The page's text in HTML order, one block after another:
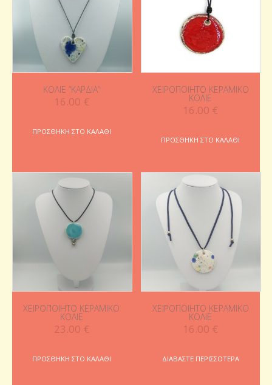
ΚΟΛΙΈ “ΚΑΡΔΙΆ”
16.00 €
ΠΡΟΣΘΉΚΗ ΣΤΟ ΚΑΛΆΘΙ
ΧΕΙΡΟΠΟΊΗΤΟ ΚΕΡΑΜΙΚΌ
ΚΟΛΙΈ
16.00 €
ΠΡΟΣΘΉΚΗ ΣΤΟ ΚΑΛΆΘΙ
ΧΕΙΡΟΠΟΊΗΤΟ ΚΕΡΑΜΙΚΌ
ΚΟΛΙΈ
23.00 €
ΠΡΟΣΘΉΚΗ ΣΤΟ ΚΑΛΆΘΙ
ΧΕΙΡΟΠΟΊΗΤΟ ΚΕΡΑΜΙΚΌ
ΚΟΛΙΈ
16.00 €
ΔΙΑΒΆΣΤΕ ΠΕΡΙΣΣΌΤΕΡΑ